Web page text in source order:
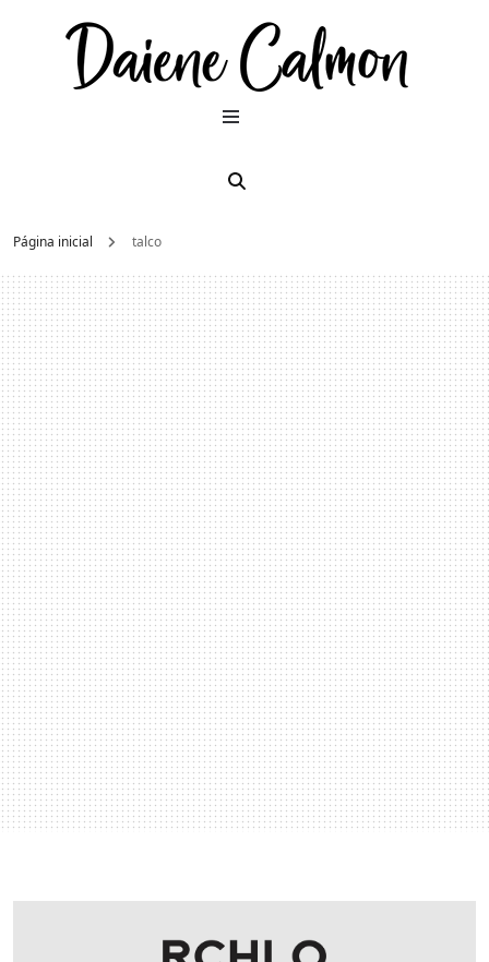
Página inicial talco